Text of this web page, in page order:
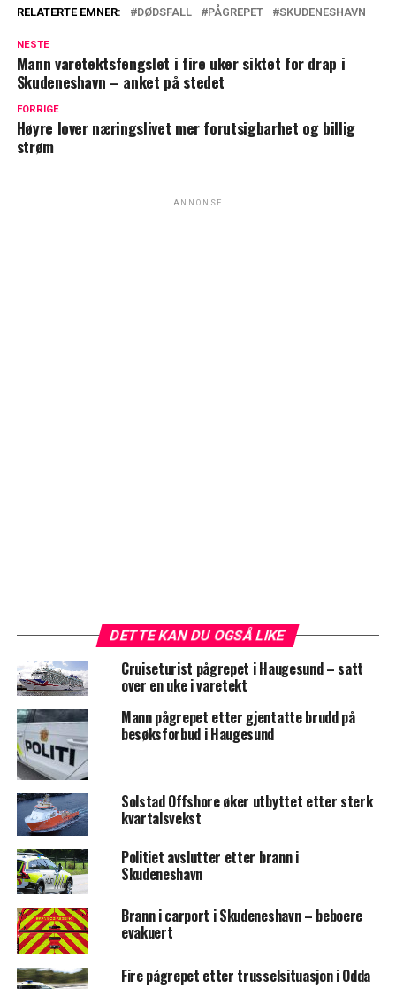
RELATERTE EMNER: DØDSFALL PÅGREPET SKUDENESHAVN
NESTE
Mann varetektsfengslet i fire uker siktet for drap i
Skudeneshavn – anket på stedet
FORRIGE
Høyre lover næringslivet mer forutsigbarhet og billig
strøm
ANNONSE
DETTE KAN DU OGSÅ LIKE
Cruiseturist pågrepet i Haugesund – satt
over en uke i varetekt
Mann pågrepet etter gjentatte brudd på
besøksforbud i Haugesund
Solstad Offshore øker utbyttet etter sterk
kvartalsvekst
Politiet avslutter etter brann i
Skudeneshavn
Brann i carport i Skudeneshavn – beboere
evakuert
Fire pågrepet etter trusselsituasjon i Odda